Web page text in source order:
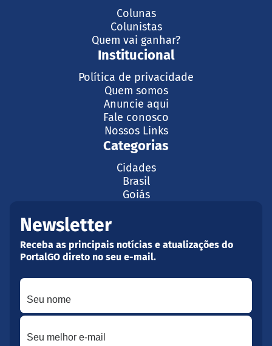
Colunas
Colunistas
Quem vai ganhar?
Institucional
Política de privacidade
Quem somos
Anuncie aqui
Fale conosco
Nossos Links
Categorias
Cidades
Brasil
Goiás
Newsletter
Receba as principais notícias e atualizações do
PortalGO direto no seu e-mail.
Seu nome
Seu melhor e-mail